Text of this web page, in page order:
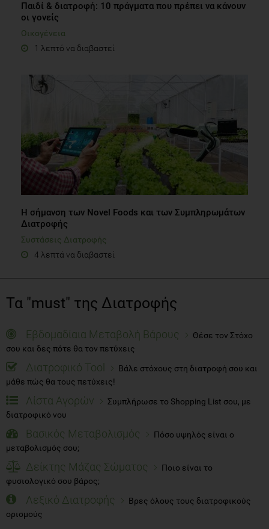
Παιδί & διατροφή: 10 πράγματα που πρέπει να κάνουν
οι γονείς
Οικογένεια
1 λεπτό να διαβαστεί
Η σήμανση των Novel Foods και των Συμπληρωμάτων
Διατροφής
Συστάσεις Διατροφής
4 λεπτά να διαβαστεί
Τα "must" της Διατροφής
Εβδομαδίαια Μεταβολή Βάρους
Θέσε τον Στόχο
σου και δες πότε θα τον πετύχεις
Διατροφικό Tool
Βάλε στόχους στη διατροφή σου και
μάθε πώς θα τους πετύχεις!
Λίστα Αγορών
Συμπλήρωσε το Shopping List σου, με
διατροφικό νου
Βασικός Μεταβολισμός
Πόσο υψηλός είναι ο
μεταβολισμός σου;
Δείκτης Μάζας Σώματος
Ποιο είναι το
φυσιολογικό σου βάρος;
Λεξικό Διατροφής
Βρες όλους τους διατροφικούς
ορισμούς